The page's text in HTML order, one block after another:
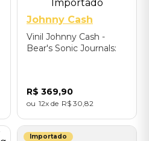
Johnny Cash
Vinil Johnny Cash -
Bear's Sonic Journals:
R$ 369,90
12 R$ 30 82
Importado